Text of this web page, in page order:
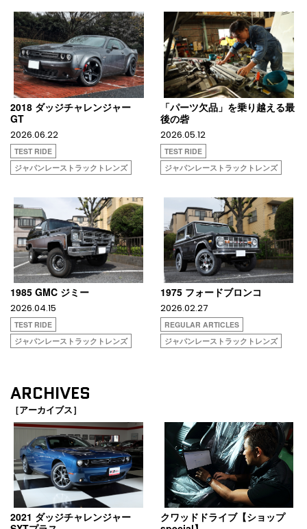
2018 ダッジチャレンジャー
GT
2026.06.22
TEST RIDE
ジャパンレーストラックトレンズ
「パーツ欠品」を乗り越える最
後の砦
2026.05.12
TEST RIDE
ジャパンレーストラックトレンズ
1985 GMC ジミー
2026.04.15
TEST RIDE
ジャパンレーストラックトレンズ
1975 フォードブロンコ
2026.02.27
REGULAR ARTICLES
ジャパンレーストラックトレンズ
ARCHIVES
［アーカイブス］
2021 ダッジチャレンジャー
クワッドドライブ【ショップ